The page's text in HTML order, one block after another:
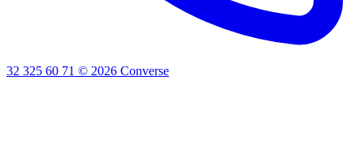
32 325 60 71 © 2026 Converse